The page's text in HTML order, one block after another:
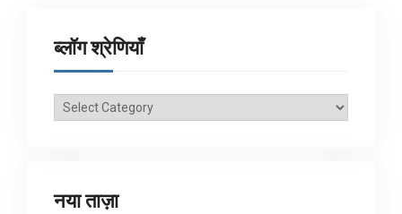
ब्लॉग श्रेणियाँ
ब्लॉग
नया ताज़ा